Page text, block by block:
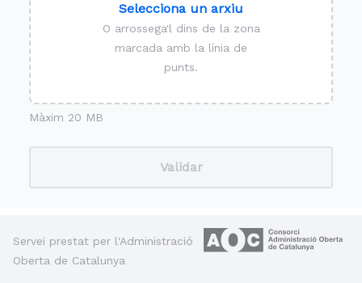
Selecciona un arxiu
O arrossega'l dins de la zona
marcada amb la línia de
punts.
Màxim 20 MB
Validar
Servei prestat per l'Administració
Oberta de Catalunya